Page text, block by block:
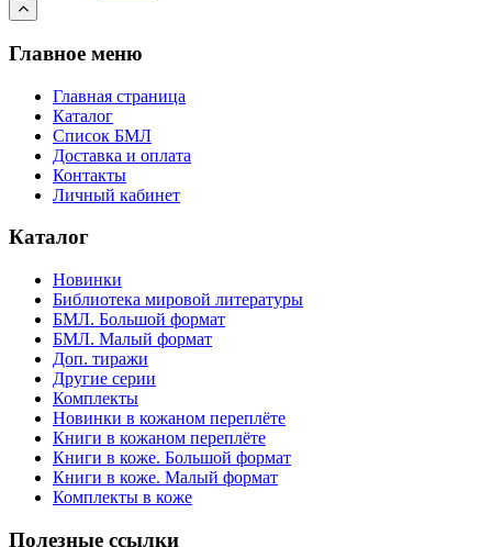
Главное меню
Главная страница
Каталог
Список БМЛ
Доставка и оплата
Контакты
Личный кабинет
Каталог
Новинки
Библиотека мировой литературы
БМЛ. Большой формат
БМЛ. Малый формат
Доп. тиражи
Другие серии
Комплекты
Новинки в кожаном переплёте
Книги в кожаном переплёте
Книги в коже. Большой формат
Книги в коже. Малый формат
Комплекты в коже
Полезные ссылки